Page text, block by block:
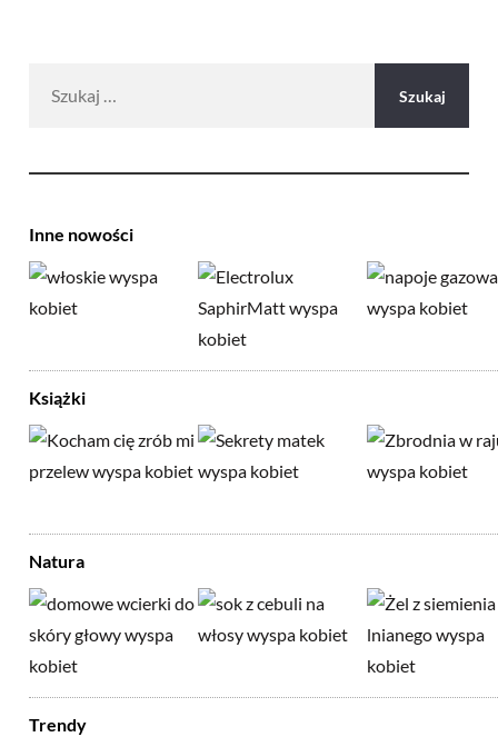
Inne nowości
Książki
Natura
Trendy